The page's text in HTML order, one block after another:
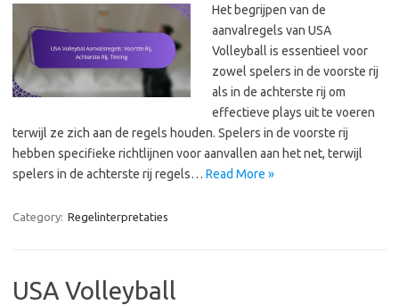
Het begrijpen van de
aanvalregels van USA
Volleyball is essentieel voor
zowel spelers in de voorste rij
als in de achterste rij om
effectieve plays uit te voeren
terwijl ze zich aan de regels houden. Spelers in de voorste rij
hebben specifieke richtlijnen voor aanvallen aan het net, terwijl
spelers in de achterste rij regels… Read More »
Category: Regelinterpretaties
USA Volleyball